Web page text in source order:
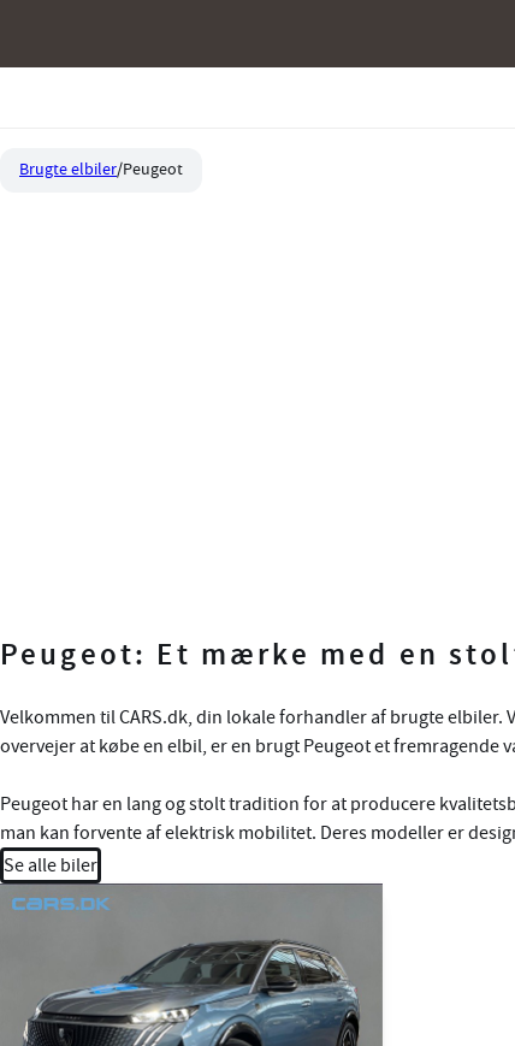
Brugte elbiler Peugeot
Peugeot: Et mærke med en
Velkommen til CARS.dk, din lokale forhandler af brugte
overvejer at købe en elbil, er en brugt Peugeot et fremragende
Peugeot har en lang og stolt tradition for at producere
man kan forvente af elektrisk mobilitet. Deres modeller er
Se alle biler